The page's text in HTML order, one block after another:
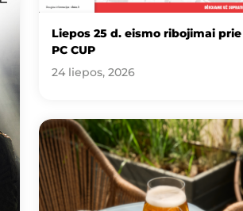
Liepos 25 d. eismo ribojimai prie
PC CUP
24 liepos, 2026